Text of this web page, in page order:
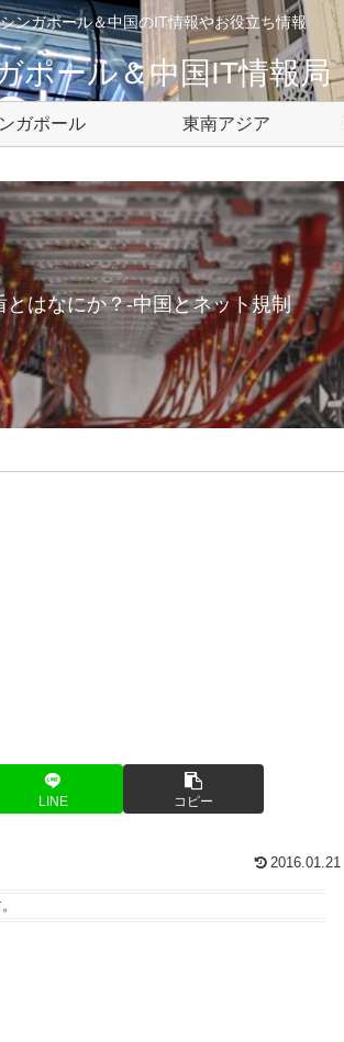
ンガポール＆中国のIT情報やお役立ち情報
ポール＆中国IT情報局
ガポール 東南アジア
とはなにか？-中国とネット規制
LINE コピー
2016.01.21